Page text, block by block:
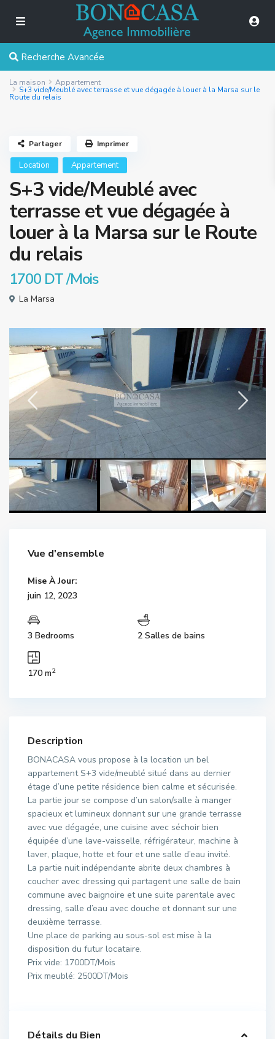
Recherche Avancée
La maison Appartement
S+3 vide/Meublé avec terrasse et vue dégagée à louer à la Marsa sur le
Route du relais
Location Appartement
S+3 vide/Meublé avec
terrasse et vue dégagée à
louer à la Marsa sur le Route
du relais
1700 DT/Mois
La Marsa
Partager Imprimer
Vue d'ensemble
Mise À Jour:
juin 12, 2023
3 Bedrooms 2 Salles de bains
170 m2
Description
BONACASA vous propose à la location un bel
appartement S+3 vide/meublé situé dans au dernier
étage d’une petite résidence bien calme et sécurisée.
La partie jour se compose d’un salon/salle à manger
spacieux et lumineux donnant sur une grande terrasse
avec vue dégagée, une cuisine avec séchoir bien
équipée d’une lave-vaisselle, réfrigérateur, machine à
laver, plaque, hotte et four et une salle d’eau invité.
La partie nuit indépendante abrite deux chambres à
coucher avec dressing qui partagent une salle de bain
commune avec baignoire et une suite parentale avec
dressing, salle d’eau avec douche et donnant sur une
deuxième terrasse.
Une place de parking au sous-sol est mise à la
disposition du futur locataire.
Prix vide: 1700DT/Mois
Prix meublé: 2500DT/Mois
Détails du Bien